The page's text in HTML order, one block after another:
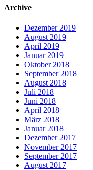
Archive
Dezember 2019
August 2019
April 2019
Januar 2019
Oktober 2018
September 2018
August 2018
Juli 2018
Juni 2018
April 2018
März 2018
Januar 2018
Dezember 2017
November 2017
September 2017
August 2017